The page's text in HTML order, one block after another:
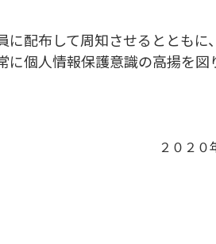
に配布して周知させるとともに
個人情報保護意識の高揚を図
２０２